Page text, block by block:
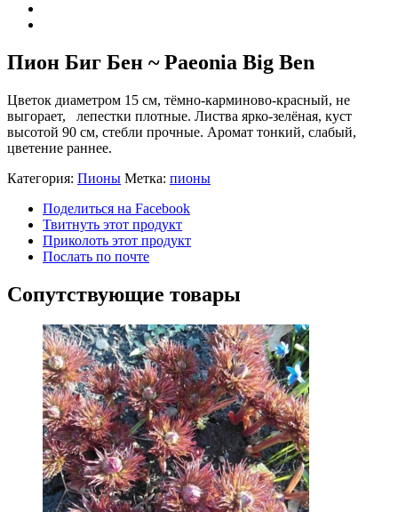
Пион Биг Бен ~ Paeonia Big Ben
Цветок диаметром 15 см, тёмно-карминово-красный, не
выгорает, лепестки плотные. Листва ярко-зелёная, куст
высотой 90 см, стебли прочные. Аромат тонкий, слабый,
цветение раннее.
Категория: Пионы Метка: пионы
Поделиться на Facebook
Твитнуть этот продукт
Приколоть этот продукт
Послать по почте
Сопутствующие товары